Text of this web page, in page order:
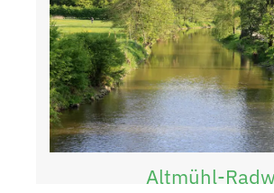
Altmühl-